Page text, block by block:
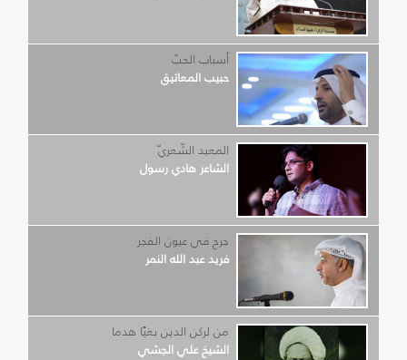
أسباب الحبّ
حبيب المعاتيق
المعبد الشّعريّ
الشاعر هادي رسول
جرح في عيون الفجر
فريد عبد الله النمر
من لركن الدين بغيًا هدما
الشيخ علي الجشي